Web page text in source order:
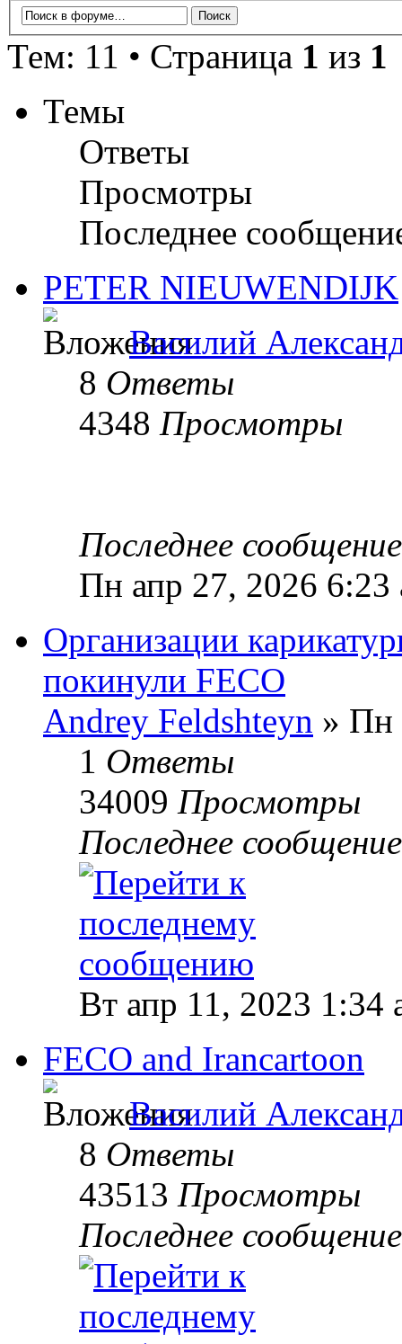
Тем: 11 • Страница 1 из 1
Темы
Ответы
Просмотры
Последнее
PETER NIEUWENDIJK
Василий
8 Ответы
4348 Просмотры
Последнее
Пн апр 27, 2026 6:23
Организации
покинули FECO
Andrey Feldshteyn » Пн
1 Ответы
34009 Просмотры
Последнее
Вт апр 11, 2023 1:34
FECO and Irancartoon
Василий
8 Ответы
43513 Просмотры
Последнее